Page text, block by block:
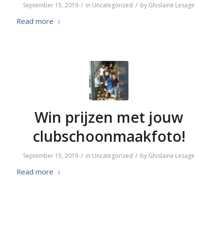
September 15, 2019 / in Uncategorized / by Ghislaine Lesage
Read more
Win prijzen met jouw
clubschoonmaakfoto!
September 15, 2019 / in Uncategorized / by Ghislaine Lesage
Read more